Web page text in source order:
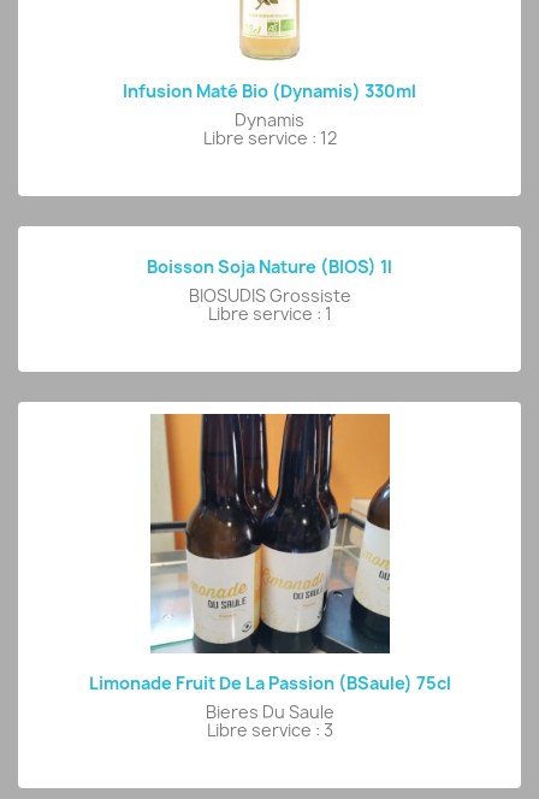
Infusion Maté Bio (Dynamis) 330ml
Dynamis
Libre service : 12
Boisson Soja Nature (BIOS) 1l
BIOSUDIS Grossiste
Libre service : 1
Limonade Fruit De La Passion (BSaule) 75cl
Bieres Du Saule
Libre service : 3